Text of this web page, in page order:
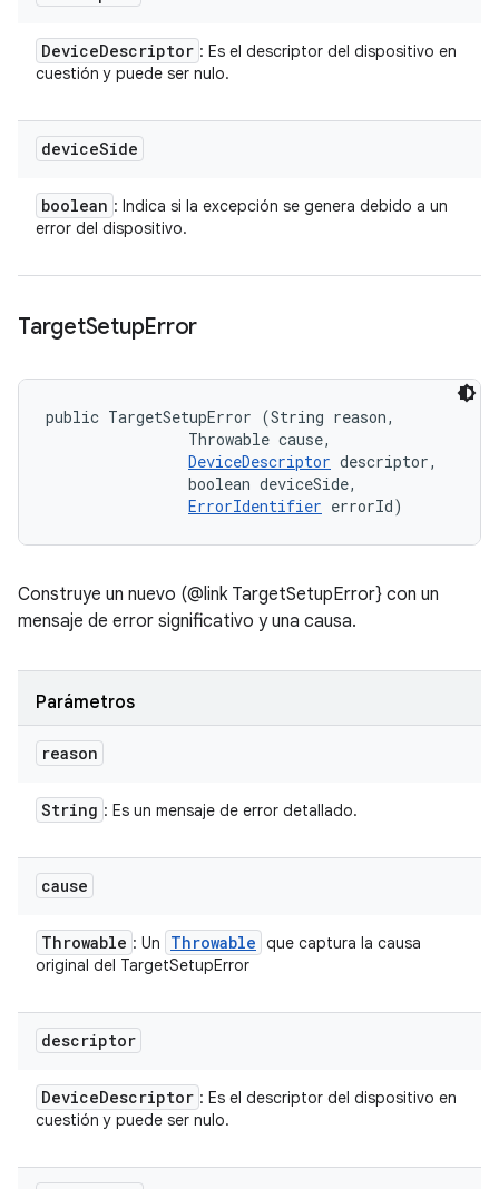
DeviceDescriptor : Es el descriptor del dispositivo en
cuestión y puede ser nulo.
deviceSide
boolean : Indica si la excepción se genera debido a un
error del dispositivo.
TargetSetupError
public TargetSetupError (String reason,
                Throwable cause,
DeviceDescriptor descriptor,
                boolean deviceSide,
ErrorIdentifier errorId)
Construye un nuevo (@link TargetSetupError} con un
mensaje de error significativo y una causa.
Parámetros
reason
String : Es un mensaje de error detallado.
cause
Throwable : Un Throwable que captura la causa
original del TargetSetupError
descriptor
DeviceDescriptor : Es el descriptor del dispositivo en
cuestión y puede ser nulo.